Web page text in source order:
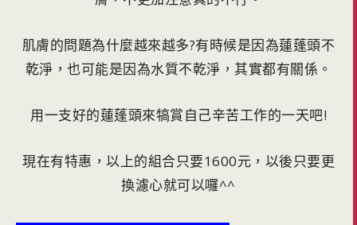
肌膚的問題為什麼越來越多?有時候是因為蓮蓬頭不
乾淨，也可能是因為水質不乾淨，其實都有關係。
用一支好的蓮蓬頭來犒賞自己辛苦工作的一天吧!
現在有特惠，以上的組合只要1600元，以後只要更
換濾心就可以囉^^